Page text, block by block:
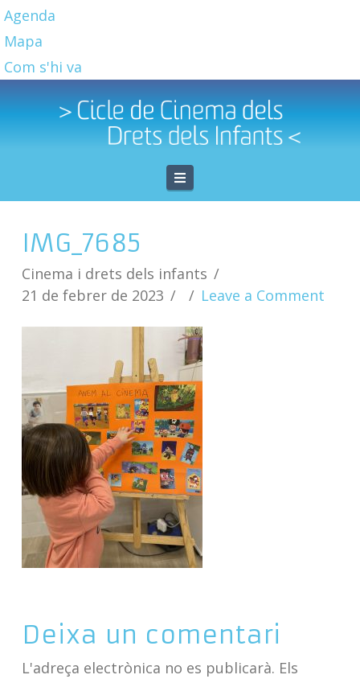
Agenda
Mapa
Com s'hi va
Navigation
IMG_7685
Cinema i drets dels infants
21 de febrer de 2023
Leave a Comment
Deixa un comentari
L'adreça electrònica no es publicarà. Els